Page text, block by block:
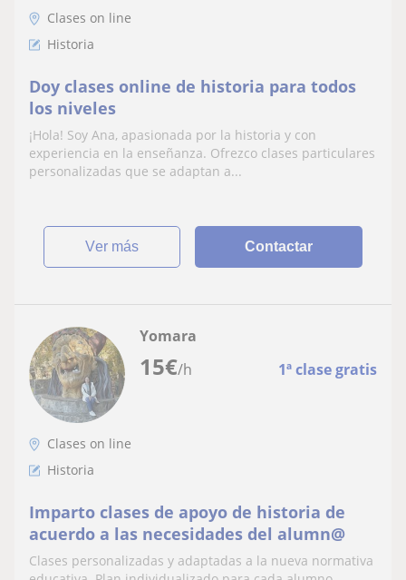
Clases on line
Historia
Doy clases online de historia para todos
los niveles
¡Hola! Soy Ana, apasionada por la historia y con
experiencia en la enseñanza. Ofrezco clases particulares
personalizadas que se adaptan a...
ver más Contactar
15€/h 1ª clase gratis
Yomara
Clases on line
Historia
Imparto clases de apoyo de historia de
acuerdo a las necesidades del alumn@
Clases personalizadas y adaptadas a la nueva normativa